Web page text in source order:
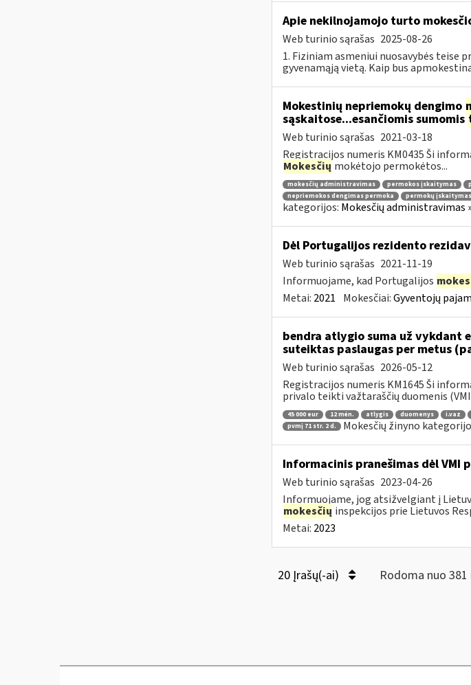
Apie nekilnojamojo turto
Web turinio sąrašas 2025-08-26
1. Fiziniam asmeniui nuosavybės teise
gyvenamąją vietą. Kaip bus
Mokestinių nepriemokų dengimo
sąskaitose...esančiomis sumomis
Web turinio sąrašas 2021-03-18
Registracijos numeris KM0435 Ši
Mokesčių mokėtojo permokėtos...
mokesčių administravimas permokos įskaitymas
nepriemokos dengimas permoka
permokų įskaitymas
kategorijos: Mokesčių administravimas
Dėl Portugalijos rezidento
Web turinio sąrašas 2021-11-19
Informuojame, kad Portugalijos
Metai: 2021 Mokesčiai:Gyventojų
bendra atlygio suma už vykdant
suteiktas paslaugas per metus
Web turinio sąrašas 2026-05-12
Registracijos numeris KM1645 Ši
privalo teikti važtaraščių duomenis
45 000 eur 12 mėn. atlygis duomenys i.vaz
pvmį 71 str. 2 d.
Mokesčių žinyno
Informacinis pranešimas dėl VMI
Web turinio sąrašas 2023-04-26
Informuojame, jog atsižvelgiant į
mokesčių inspekcijos prie Lietuvos
Metai: 2023
20 Įrašų(-ai) Rodoma nuo